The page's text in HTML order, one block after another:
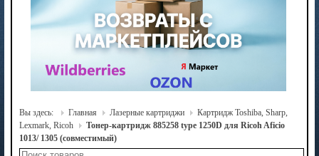
Вы здесь: Главная Лазерные картриджи
Картридж Toshiba, Sharp,
Lexmark, Ricoh
Тонер-картридж 885258 type 1250D для Ricoh Aficio
1013/ 1305 (совместимый)